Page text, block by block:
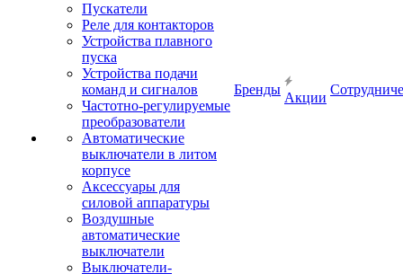
Пускатели
Реле для контакторов
Устройства плавного
пуска
Устройства подачи
команд и сигналов
Частотно-регулируемые
преобразователи
Автоматические
выключатели в литом
корпусе
Аксессуары для
силовой аппаратуры
Воздушные
автоматические
выключатели
Выключатели-
Бренды
Акции